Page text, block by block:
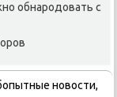
обнародовать с
новости,